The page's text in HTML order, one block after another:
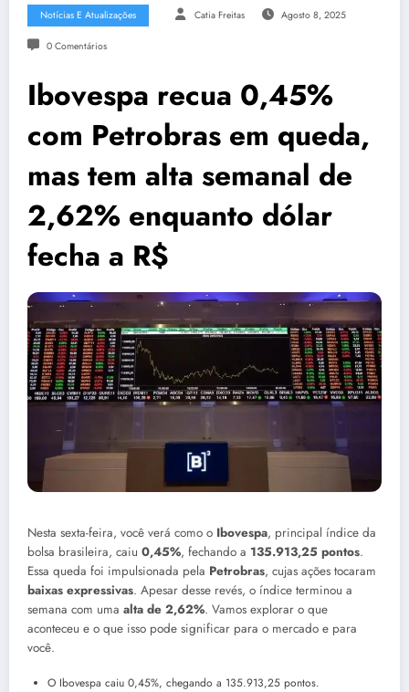
Notícias E Atualizações Catia Freitas Agosto 8, 2025
0 Comentários
Ibovespa recua 0,45%
com Petrobras em queda,
mas tem alta semanal de
2,62% enquanto dólar
fecha a R$
Nesta sexta-feira, você verá como o Ibovespa, principal índice da
bolsa brasileira, caiu 0,45%, fechando a 135.913,25 pontos.
Essa queda foi impulsionada pela Petrobras, cujas ações tocaram
baixas expressivas. Apesar desse revés, o índice terminou a
semana com uma alta de 2,62%. Vamos explorar o que
aconteceu e o que isso pode significar para o mercado e para
você.
O Ibovespa caiu 0,45%, chegando a 135.913,25 pontos.